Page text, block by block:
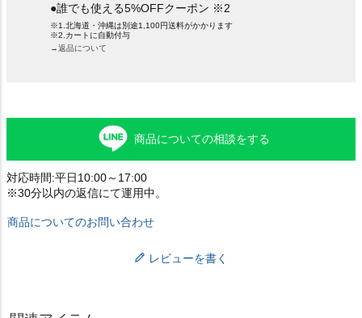
●誰でも使える5%OFFクーポン ※2
※1.北海道・沖縄は別途1,100円送料がかかります
※2.カートに自動付与
→返品について
商品についての相談をする
対応時間:平日10:00～17:00
※30分以内の返信にて運用中。
商品についてのお問い合わせ
レビューを書く